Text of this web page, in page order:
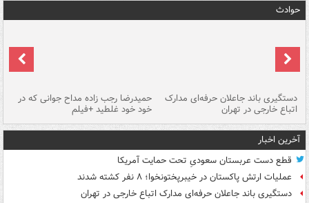
حوادث
دستگیری باند جاعلان حرفه‌ای مدارک
اتباع خارجی در تهران
حمیدرضا رجب زاده مداح جوانی که در
خود خود غلطید +فیلم
آخرین اخبار
قطع دست عربستان سعودیِ تحت حمایت آمریکا
عملیات ارتش پاکستان در خیبرپختونخوا؛ ۸ نفر کشته شدند
دستگیری باند جاعلان حرفه‌ای مدارک اتباع خارجی در تهران